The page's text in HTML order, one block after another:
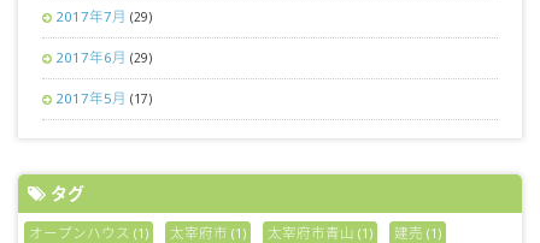
2017年7月 (29)
2017年6月 (29)
2017年5月 (17)
タグ
オープンハウス (1) 太宰府市 (1) 太宰府市青山 (1) 建売 (1)